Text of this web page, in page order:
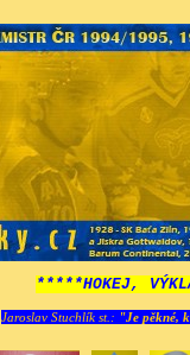
*****HOKEJ,
Jaroslav Stuchlík st.: "Je pěkné,